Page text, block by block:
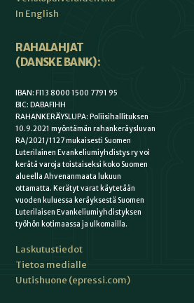
In English
RAHALAHJAT
(DANSKE BANK):
IBAN: FI13 8000 1500 7791 95
BIC: DABAFIHH
RAHANKERÄYSLUPA: Poliisihallituksen
10.9.2021 myöntämän rahankeräysluvan
RA/2021/1127 mukaisesti Suomen
Luterilainen Evankeliumiyhdistys ry voi
kerätä varoja toistaiseksi koko Suomen
alueella Ahvenanmaata lukuun
ottamatta. Kerätyt varat käytetään
vuoden kuluessa keräyksestä Suomen
Luterilaisen Evankeliumiyhdistyksen
työhön kotimaassa ja ulkomailla.
Laskutustiedot
Tietoa medialle
Uutishuone (epressi.com)